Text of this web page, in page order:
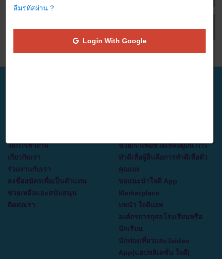
ไม่มีคำอธิบาย
ลืมรหัสผ่าน ?
Login With Google
วิธีการทำงาน
เกี่ยวกับเรา
ร่วมงานกับเรา
ลงชื่อสมัครเพื่อเป็นตัวแทน
ช่วยเหลือและสนับสนุน
ติดต่อเรา
ช่วยเราเพื่อช่วยเหลือผู้อื่น การ
ทำดีเพื่อผู้อื่นคือการทำดีเพื่อตัว
คุณเอง
ขอแนะนำใจดี App
Marketplace
บทนำ ใจดีแอพ
องค์กรการกุศลโรงเรียนหรือ
นักเรียน
นักท่องเที่ยวและJaidee
App(แอปพลิเคชั่น ใจดี)